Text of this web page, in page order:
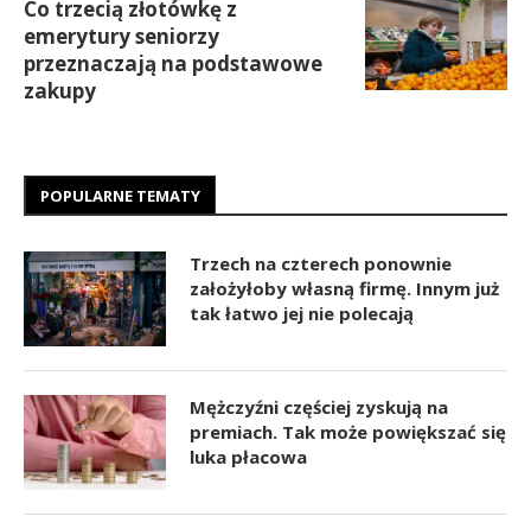
Co trzecią złotówkę z
emerytury seniorzy
przeznaczają na podstawowe
zakupy
POPULARNE TEMATY
Trzech na czterech ponownie
założyłoby własną firmę. Innym już
tak łatwo jej nie polecają
Mężczyźni częściej zyskują na
premiach. Tak może powiększać się
luka płacowa